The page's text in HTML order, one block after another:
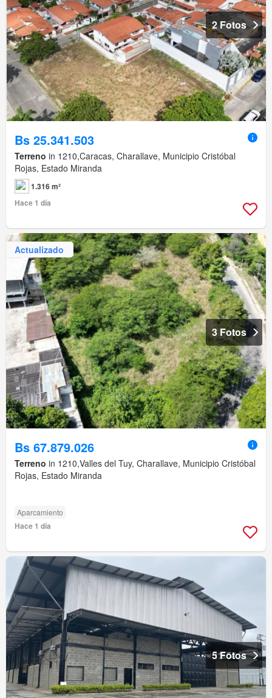
2 Fotos
Bs 25.341.503
Terreno in 1210,Caracas, Charallave, Municipio Cristóbal
Rojas, Estado Miranda
1.316 m²
Hace 1 día
Actualizado
3 Fotos
Bs 67.879.026
Terreno in 1210,Valles del Tuy, Charallave, Municipio Cristóbal
Rojas, Estado Miranda
Aparcamiento
Hace 1 día
5 Fotos